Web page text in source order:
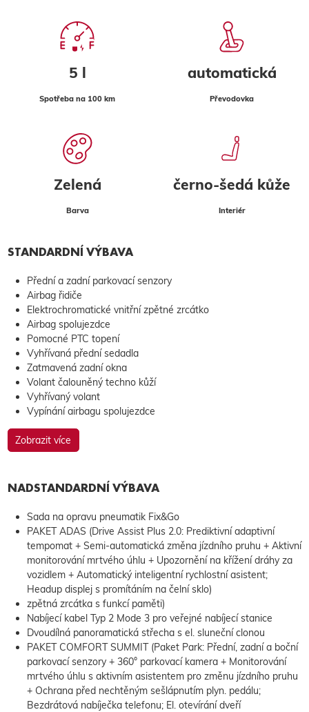
5 l
Spotřeba na 100 km
automatická
Převodovka
Zelená
Barva
černo-šedá kůže
Interiér
STANDARDNÍ VÝBAVA
Přední a zadní parkovací senzory
Airbag řidiče
Elektrochromatické vnitřní zpětné zrcátko
Airbag spolujezdce
Pomocné PTC topení
Vyhřívaná přední sedadla
Zatmavená zadní okna
Volant čalouněný techno kůží
Vyhřívaný volant
Vypínání airbagu spolujezdce
Zobrazit více
NADSTANDARDNÍ VÝBAVA
Sada na opravu pneumatik Fix&Go
PAKET ADAS (Drive Assist Plus 2.0: Prediktivní adaptivní
tempomat + Semi-automatická změna jízdního pruhu + Aktivní
monitorování mrtvého úhlu + Upozornění na křížení dráhy za
vozidlem + Automatický inteligentní rychlostní asistent;
Headup displej s promítáním na čelní sklo)
zpětná zrcátka s funkcí paměti)
Nabíjecí kabel Typ 2 Mode 3 pro veřejné nabíjecí stanice
Dvoudílná panoramatická střecha s el. sluneční clonou
PAKET COMFORT SUMMIT (Paket Park: Přední, zadní a boční
parkovací senzory + 360° parkovací kamera + Monitorování
mrtvého úhlu s aktivním asistentem pro změnu jízdního pruhu
+ Ochrana před nechtěným sešlápnutím plyn. pedálu;
Bezdrátová nabíječka telefonu; El. otevírání dveří